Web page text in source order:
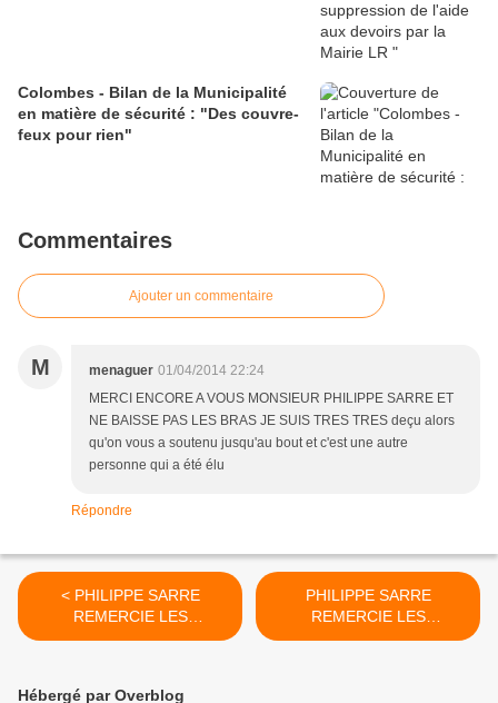
Colombes - Bilan de la Municipalité
en matière de sécurité : "Des couvre-
feux pour rien"
Commentaires
Ajouter un commentaire
M menaguer 01/04/2014 22:24
MERCI ENCORE A VOUS MONSIEUR PHILIPPE SARRE ET
NE BAISSE PAS LES BRAS JE SUIS TRES TRES deçu alors
qu'on vous a soutenu jusqu'au bout et c'est une autre
personne qui a été élu
Répondre
< PHILIPPE SARRE
REMERCIE LES
MILITANTS ET LES
PHILIPPE SARRE
REMERCIE LES
MILITANTS ET LES
Hébergé par Overblog